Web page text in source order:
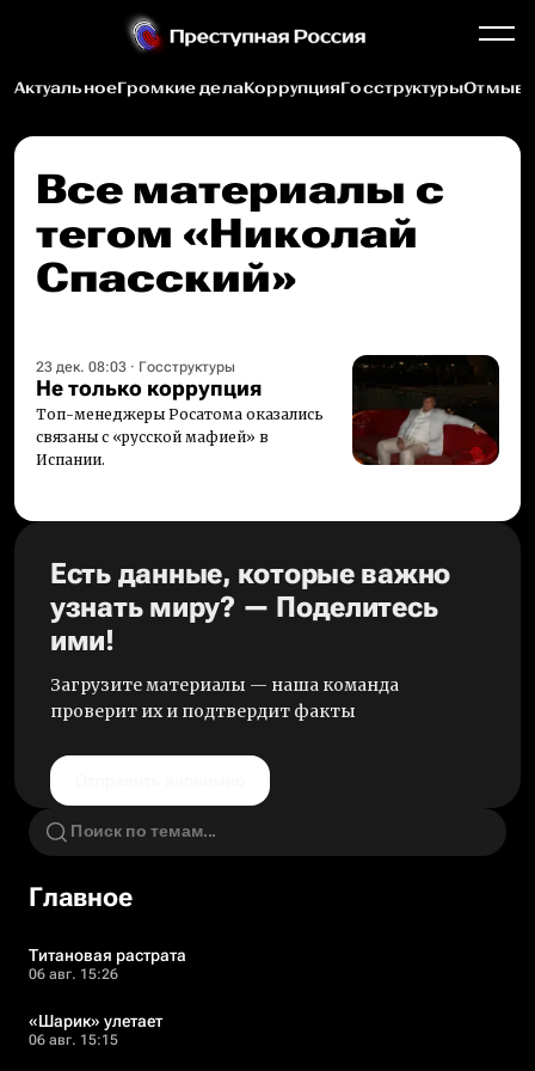
АктуальноеГромкие делаКоррупцияГосструктуры
Все материалы c
тегом «Николай
Спасский»
23 дек. 08:03 · Госструктуры
Не только коррупция
Топ-менеджеры Росатома оказались
связаны с «русской мафией» в
Испании.
Есть данные, которые важно
узнать миру? — Поделитесь
ими!
Загрузите материалы — наша команда
проверит их и подтвердит факты
Главное
Титановая растрата
06 авг. 15:26
«Шарик» улетает
06 авг. 15:15